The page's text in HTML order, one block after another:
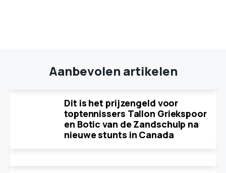
Aanbevolen artikelen
Dit is het prijzengeld voor
toptennissers Tallon Griekspoor
en Botic van de Zandschulp na
nieuwe stunts in Canada